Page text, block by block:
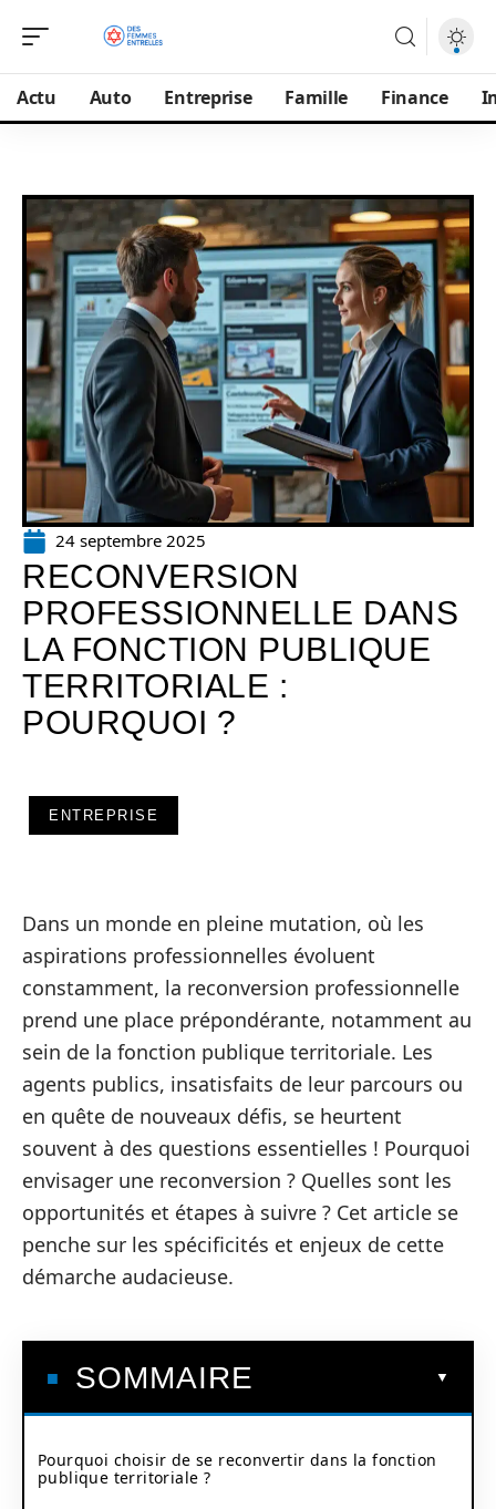
Actu Auto Entreprise Famille Finance
24 septembre 2025
RECONVERSION
PROFESSIONNELLE DANS
LA FONCTION PUBLIQUE
TERRITORIALE :
POURQUOI ?
ENTREPRISE
Dans un monde en pleine mutation, où les
aspirations professionnelles évoluent
constamment, la reconversion professionnelle
prend une place prépondérante, notamment au
sein de la fonction publique territoriale. Les
agents publics, insatisfaits de leur parcours ou
en quête de nouveaux défis, se heurtent
souvent à des questions essentielles ! Pourquoi
envisager une reconversion ? Quelles sont les
opportunités et étapes à suivre ? Cet article se
penche sur les spécificités et enjeux de cette
démarche audacieuse.
SOMMAIRE
Pourquoi choisir de se reconvertir dans la fonction
publique territoriale ?